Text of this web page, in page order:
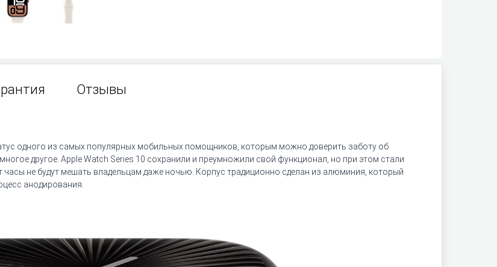
Отзывы
одного из самых популярных мобильных помощников, которым можно доверить заботу об
другое. Apple Watch Series 10 сохранили и преумножили свой функционал, но при этом стали
часы не будут мешать владельцам даже ночью. Корпус традиционно сделан из алюминия, который
анодирования.